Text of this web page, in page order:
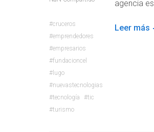
cruceros
emprendedores
empresarios
fundacioncel
lugo
nuevastecnologias
tecnología
tic
turismo
agencia
Leer más